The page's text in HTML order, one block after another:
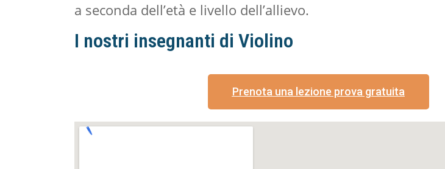
a seconda dell’età e livello dell’allievo.
I nostri insegnanti di Violino
Prenota una lezione prova gratuita